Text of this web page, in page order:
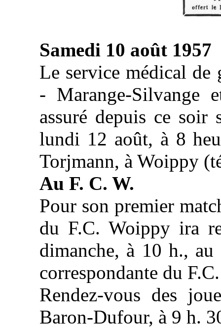
Samedi 10 août 1957
Le service médical de
- Marange-Silvange
assuré depuis ce soir
lundi 12 août, à 8
Torjmann, à Woippy
Au F. C. W.
Pour son premier
du F.C. Woippy ira
dimanche, à 10 h.,
correspondante du
Rendez-vous des
Baron-Dufour, à 9 h.